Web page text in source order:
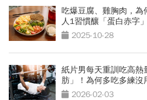
吃爆豆腐、雞胸肉，為
人1習慣釀「蛋白赤字
2025-10-28
紙片男每天重訓吃高熱
肪」！為何多吃多練
2026-02-03